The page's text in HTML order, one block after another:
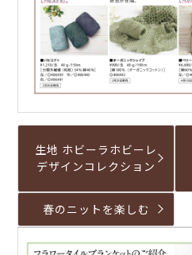
生地 ホビーラホビーレ
デザインコレクション
春のニットを楽しむ